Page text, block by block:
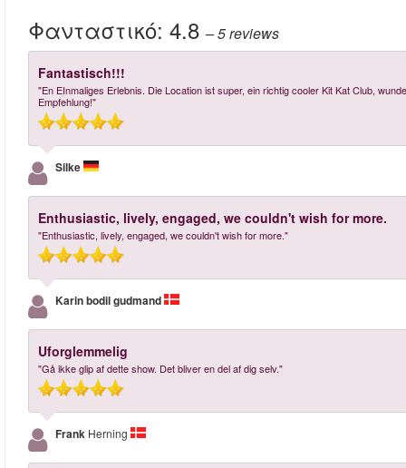
Φανταστικό: 4.8 – 5reviews
Fantastisch!!!
"En EInmaliges Erlebnis. Die Location ist super, ein richtig cooler Kit Kat Club,
Empfehlung!"
Silke
Enthusiastic, lively, engaged, we couldn't wish for more.
"Enthusiastic, lively, engaged, we couldn't wish for more."
Karin bodil gudmand
Uforglemmelig
"Gå ikke glip af dette show. Det bliver en del af dig selv."
Frank Herning